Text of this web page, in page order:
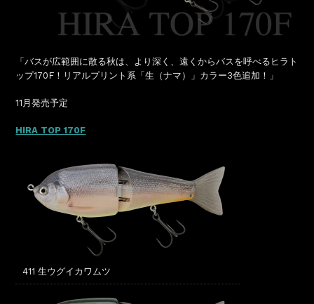
「バスが広範囲に散る秋は、より深く、遠くからバスを呼べるヒラト
ップ170F！リアルプリント系「生（ナマ）」カラー3色追加！」
11月発売予定
HIRA TOP 170F
411 生ウグイカワムツ